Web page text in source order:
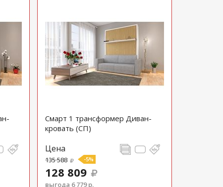
Смарт 1 трансформер Диван-
кровать (СП)
Цена
135 588 -5%
128 809
выгода 6 779 р.